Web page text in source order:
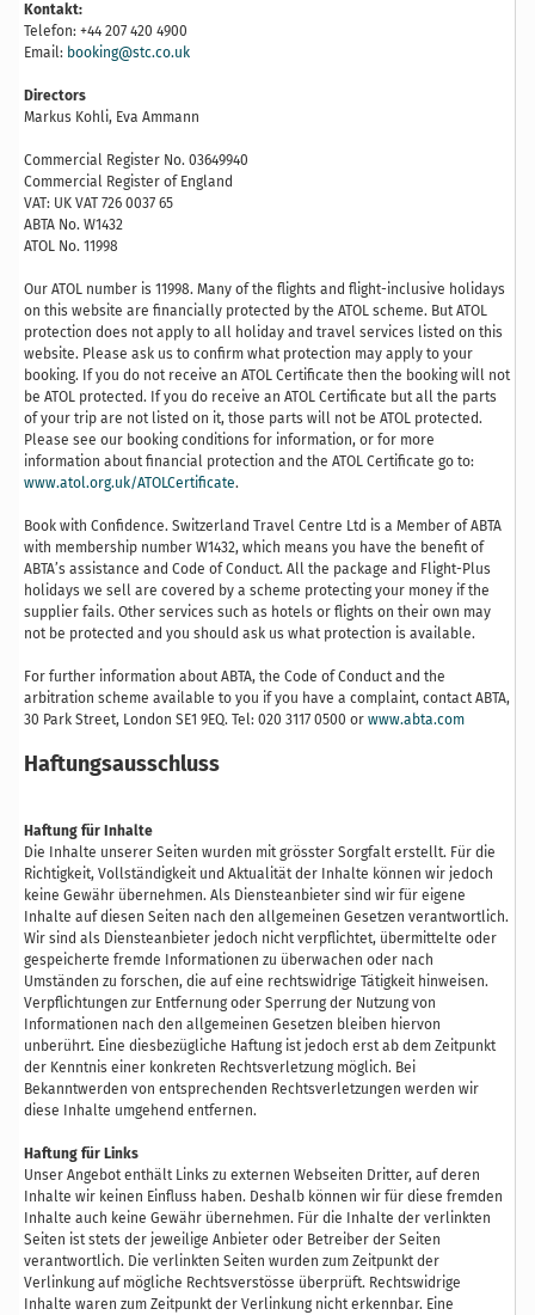
Kontakt:
Telefon: +44 207 420 4900
Email: booking@stc.co.uk
Directors
Markus Kohli, Eva Ammann
Commercial Register No. 03649940
Commercial Register of England
VAT: UK VAT 726 0037 65
ABTA No. W1432
ATOL No. 11998
Our ATOL number is 11998. Many of the flights and flight-inclusive holidays
on this website are financially protected by the ATOL scheme. But ATOL
protection does not apply to all holiday and travel services listed on this
website. Please ask us to confirm what protection may apply to your
booking. If you do not receive an ATOL Certificate then the booking will not
be ATOL protected. If you do receive an ATOL Certificate but all the parts
of your trip are not listed on it, those parts will not be ATOL protected.
Please see our booking conditions for information, or for more
information about financial protection and the ATOL Certificate go to:
www.atol.org.uk/ATOLCertificate.
Book with Confidence. Switzerland Travel Centre Ltd is a Member of ABTA
with membership number W1432, which means you have the benefit of
ABTA’s assistance and Code of Conduct. All the package and Flight-Plus
holidays we sell are covered by a scheme protecting your money if the
supplier fails. Other services such as hotels or flights on their own may
not be protected and you should ask us what protection is available.
For further information about ABTA, the Code of Conduct and the
arbitration scheme available to you if you have a complaint, contact ABTA,
30 Park Street, London SE1 9EQ. Tel: 020 3117 0500 or www.abta.com
Haftungsausschluss
Haftung für Inhalte
Die Inhalte unserer Seiten wurden mit grösster Sorgfalt erstellt. Für die
Richtigkeit, Vollständigkeit und Aktualität der Inhalte können wir jedoch
keine Gewähr übernehmen. Als Diensteanbieter sind wir für eigene
Inhalte auf diesen Seiten nach den allgemeinen Gesetzen verantwortlich.
Wir sind als Diensteanbieter jedoch nicht verpflichtet, übermittelte oder
gespeicherte fremde Informationen zu überwachen oder nach
Umständen zu forschen, die auf eine rechtswidrige Tätigkeit hinweisen.
Verpflichtungen zur Entfernung oder Sperrung der Nutzung von
Informationen nach den allgemeinen Gesetzen bleiben hiervon
unberührt. Eine diesbezügliche Haftung ist jedoch erst ab dem Zeitpunkt
der Kenntnis einer konkreten Rechtsverletzung möglich. Bei
Bekanntwerden von entsprechenden Rechtsverletzungen werden wir
diese Inhalte umgehend entfernen.
Haftung für Links
Unser Angebot enthält Links zu externen Webseiten Dritter, auf deren
Inhalte wir keinen Einfluss haben. Deshalb können wir für diese fremden
Inhalte auch keine Gewähr übernehmen. Für die Inhalte der verlinkten
Seiten ist stets der jeweilige Anbieter oder Betreiber der Seiten
verantwortlich. Die verlinkten Seiten wurden zum Zeitpunkt der
Verlinkung auf mögliche Rechtsverstösse überprüft. Rechtswidrige
Inhalte waren zum Zeitpunkt der Verlinkung nicht erkennbar. Eine